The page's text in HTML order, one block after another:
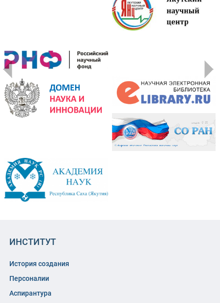
ИНСТИТУТ
История создания
Персоналии
Аспирантура